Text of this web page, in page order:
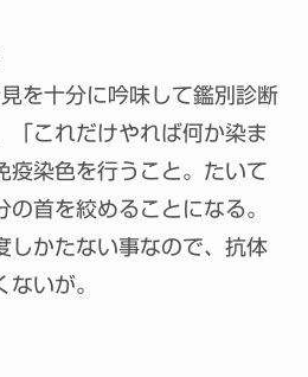
を十分に吟味して鑑別診断
「これだけやれば何か染ま
疫染色を行うこと。たいて
首を絞めることになる。
しかたない事なので、抗体
いが。